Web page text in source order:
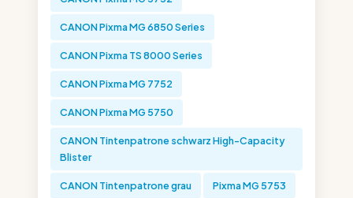
CANON Pixma MG 6850 Series
CANON Pixma TS 8000 Series
CANON Pixma MG 7752
CANON Pixma MG 5750
CANON Tintenpatrone schwarz High-Capacity
Blister
CANON Tintenpatrone grau Pixma MG 5753